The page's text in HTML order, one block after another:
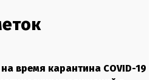
время карантина COVID-19